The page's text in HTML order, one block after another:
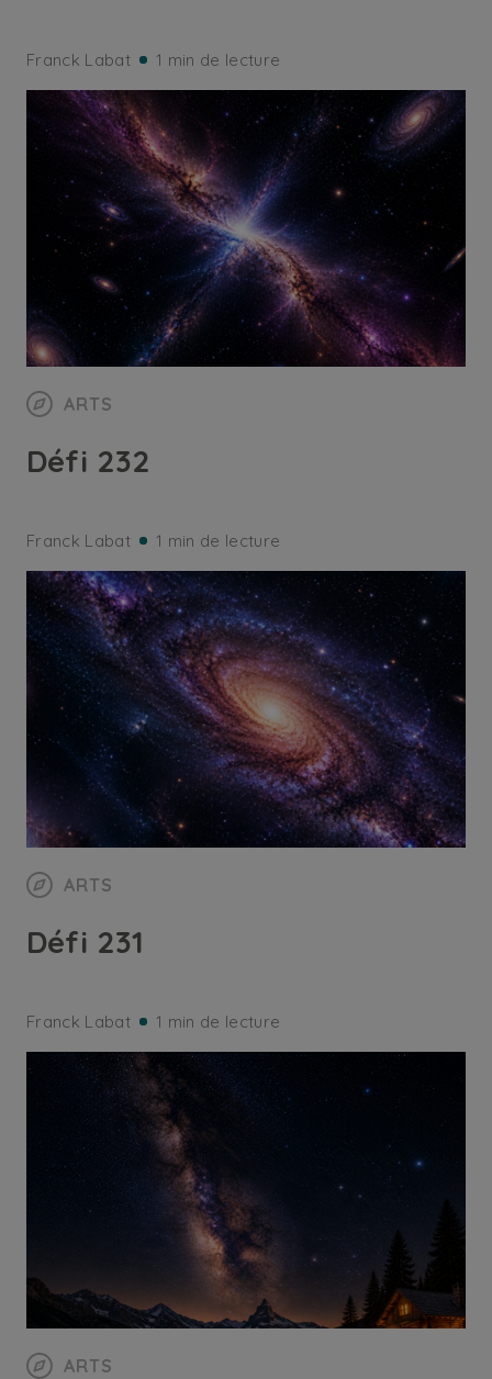
Franck Labat 1 min de lecture
ARTS
Défi 232
Franck Labat 1 min de lecture
ARTS
Défi 231
Franck Labat 1 min de lecture
ARTS